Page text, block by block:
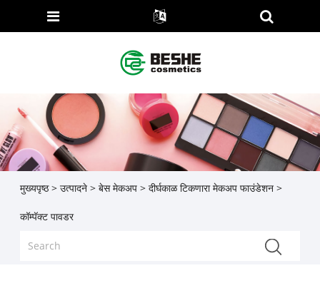
मुख्यपृष्ठ > उत्पादने> बेस मेकअप> दीर्घकाळ टिकणारा मेकअप फाउंडेशन>
कॉम्पॅक्ट पावडर